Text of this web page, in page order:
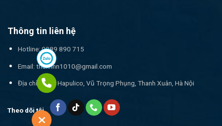
Thông tin liên hệ
Hotline: 0989 890 715
Email: thanhnn1010@gmail.com
Địa chỉ: 17T1 Hapulico, Vũ Trọng Phụng, Thanh Xuân, Hà Nội
Theo dõi tôi